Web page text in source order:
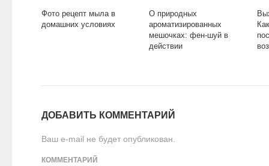
Фото рецепт мыла в
домашних условиях
О природных
ароматизированных
мешочках: фен-шуй в
действии
ДОБАВИТЬ КОММЕНТАРИЙ
Ваш e-mail не будет опубликован.
КОММЕНТАРИЙ